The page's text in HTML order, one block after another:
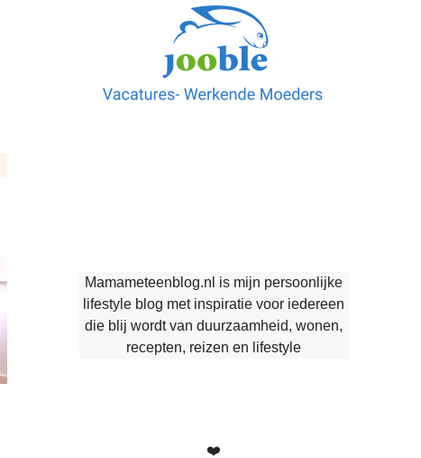
Mamameteenblog.nl is mijn persoonlijke
lifestyle blog met inspiratie voor iedereen
die blij wordt van duurzaamheid, wonen,
recepten, reizen en lifestyle
❤️